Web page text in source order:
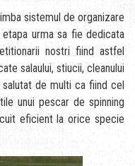
sistemul de organizare
urma sa fie dedicata
nostri fiind astfel
salaului, stiucii, cleanului
de multi ca fiind cel
unui pescar de spinning
eficient la orice specie